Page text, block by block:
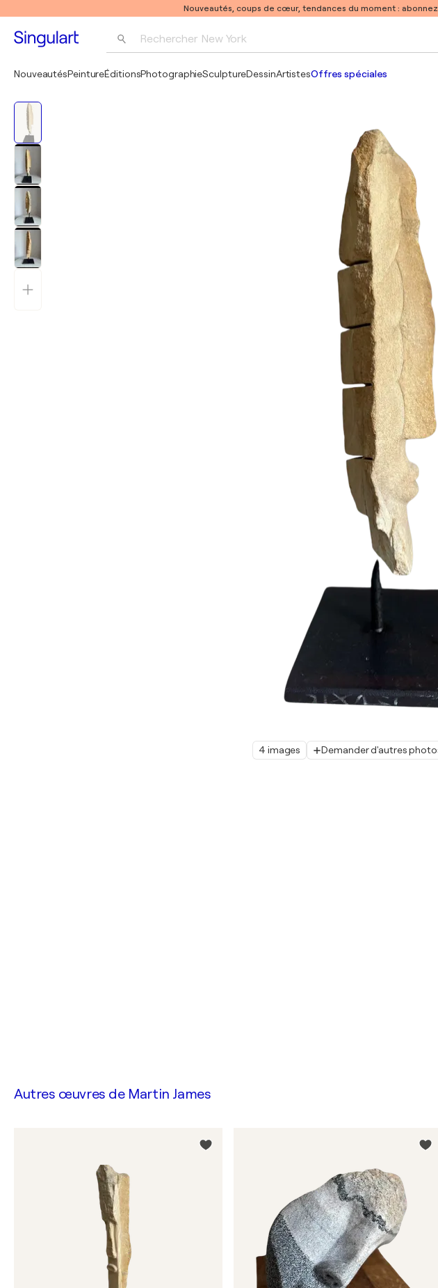
Nouveautés, coups de cœur, tendances du moment :
Rechercher New York
NouveautésPeintureÉditionsPhotographieSculptureDessinArtistesOffres spéciales
4 images Demander d'autres
Autres œuvres de Martin James